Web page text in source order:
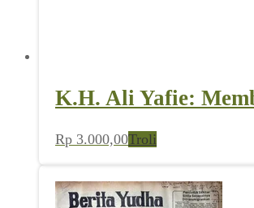
K.H. Ali Yafie:
Rp 3.000,00Troli